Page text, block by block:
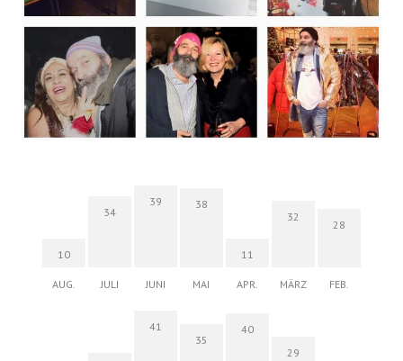
10
AUG.
34
JULI
39
JUNI
38
MAI
11
APR.
32
MÄRZ
28
FEB.
41
35
40
29